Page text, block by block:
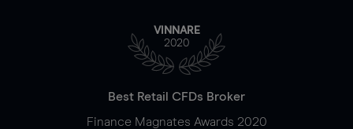
VINNARE
2020
Best Retail CFDs Broker
Finance Magnates Awards 2020